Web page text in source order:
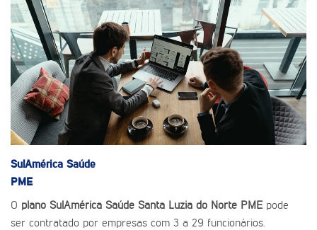
SulAmérica Saúde
PME
O plano SulAmérica Saúde Santa Luzia do Norte PME pode
ser contratado por empresas com 3 a 29 funcionários.